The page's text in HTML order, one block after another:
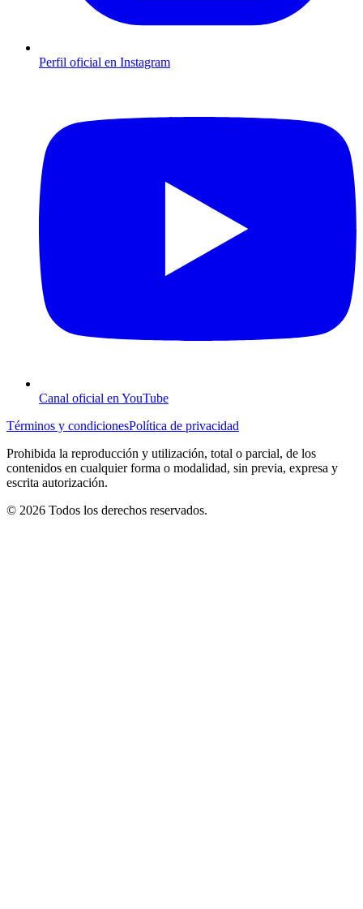
Perfil oficial en Instagram
Canal oficial en YouTube
Términos y condicionesPolítica de privacidad
Prohibida la reproducción y utilización, total o parcial, de los
contenidos en cualquier forma o modalidad, sin previa, expresa y
escrita autorización.
© 2026 Todos los derechos reservados.